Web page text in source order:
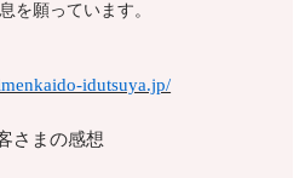
を願っています。
idutsuya.jp/
さまの感想